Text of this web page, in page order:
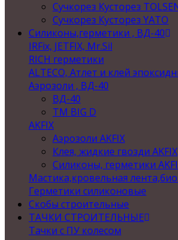
Сучкорез Кусторез
Сучкорез Кусторез YATO
Силиконы,герметики , ВД-40
IRFix, JETFIX, Mr.Sil
RICH герметики
ALTECO, Атлет и клей
Аэрозоли , ВД-40
ВД-40
TM BIG D
AKFIX
Аэрозоли AKFIX
Клея, жидкие гвозди AKFIX
Силиконы, герметики
Мастика,кровельная
Герметики силиконовые
Скобы строительные
ТАЧКИ СТРОИТЕЛЬНЫЕ
Тачки с ПУ колесом